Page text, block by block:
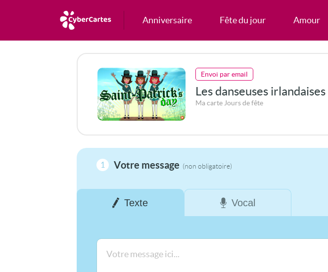
Anniversaire Fête du jour Amour
Envoi par email
Les danseuses irlandaises
Ma carte Jours de fête
1 Votre message (non obligatoire)
Texte Vocal